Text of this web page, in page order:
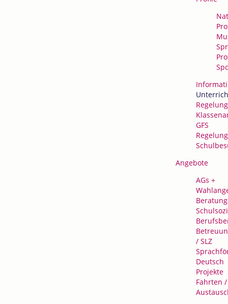
Regelung
GFS
Regelung
Angebote
AGs +
/ SLZ
Deutsch
Projekte
Fahrten /